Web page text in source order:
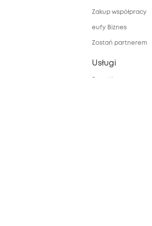
Zakup współpracy
eufy Biznes
Zostań partnerem
Usługi